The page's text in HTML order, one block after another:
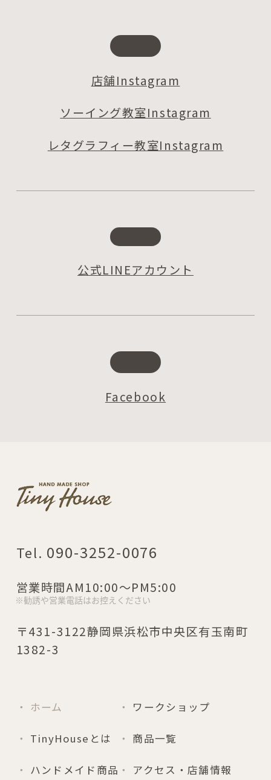
店舗Instagram
ソーイング教室Instagram
レタグラフィー教室Instagram
公式LINEアカウント
Facebook
090-3252-0076
営業時間AM10:00～PM5:00
〒431-3122静岡県浜松市中央区有玉南町
1382-3
ホーム
TinyHouseとは
ハンドメイド商品
ワークショップ
商品一覧
アクセス・店舗情報